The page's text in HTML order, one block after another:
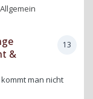
Allgemein
13
&
man nicht